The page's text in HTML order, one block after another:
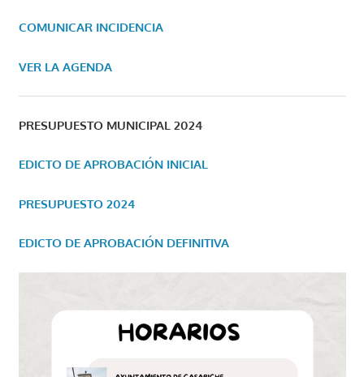
COMUNICAR INCIDENCIA
VER LA AGENDA
PRESUPUESTO MUNICIPAL 2024
EDICTO DE APROBACIÓN INICIAL
PRESUPUESTO 2024
EDICTO DE APROBACIÓN DEFINITIVA